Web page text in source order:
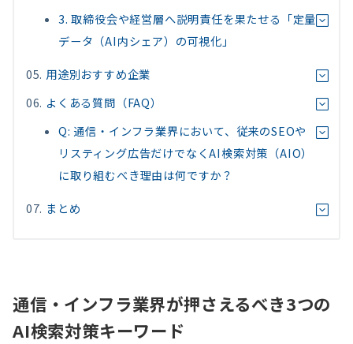
3. 取締役会や経営層へ説明責任を果たせる「定量
データ（AI内シェア）の可視化」
用途別おすすめ企業
よくある質問（FAQ）
Q: 通信・インフラ業界において、従来のSEOや
リスティング広告だけでなくAI検索対策（AIO）
に取り組むべき理由は何ですか？
まとめ
通信・インフラ業界が押さえるべき3つの
AI検索対策キーワード